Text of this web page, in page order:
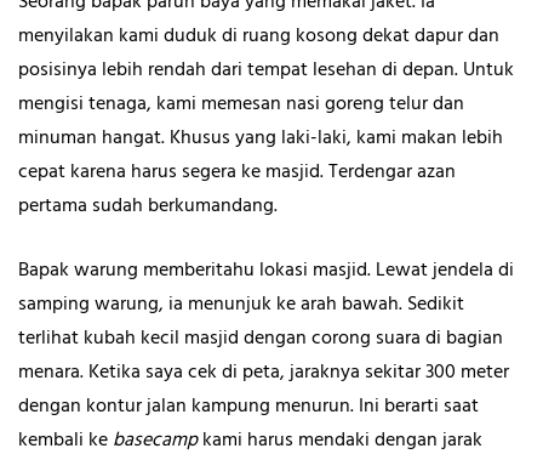
menyilakan kami duduk di ruang kosong dekat dapur dan
posisinya lebih rendah dari tempat lesehan di depan. Untuk
mengisi tenaga, kami memesan nasi goreng telur dan
minuman hangat. Khusus yang laki-laki, kami makan lebih
cepat karena harus segera ke masjid. Terdengar azan
pertama sudah berkumandang.
Bapak warung memberitahu lokasi masjid. Lewat jendela di
samping warung, ia menunjuk ke arah bawah. Sedikit
terlihat kubah kecil masjid dengan corong suara di bagian
menara. Ketika saya cek di peta, jaraknya sekitar 300 meter
dengan kontur jalan kampung menurun. Ini berarti saat
kembali kebasecampkami harus mendaki dengan jarak